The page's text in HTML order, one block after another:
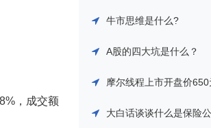
，成交额
牛市思维是什么?
A股的四大坑是什么？
摩尔线程上市开盘价650元，后
大白话谈谈什么是保险公司风险